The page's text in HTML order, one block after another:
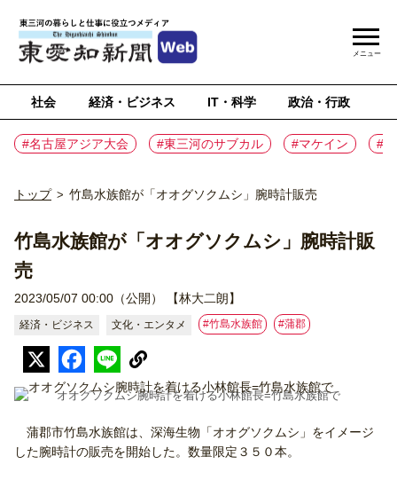
社会 経済・ビジネス IT・科学 政治・行政
#名古屋アジア大会 #東三河のサブカル #マケイン #
メニュー
トップ > 竹島水族館が「オオグソクムシ」腕時計販売
竹島水族館が「オオグソクムシ」腕時計販
売
2023/05/07 00:00（公開） 【林大二朗】
経済・ビジネス 文化・エンタメ #竹島水族館 #蒲郡
オオグソクムシ腕時計を着ける小林館長=竹島水族館で
蒲郡市竹島水族館は、深海生物「オオグソクムシ」をイメージ
した腕時計の販売を開始した。数量限定３５０本。